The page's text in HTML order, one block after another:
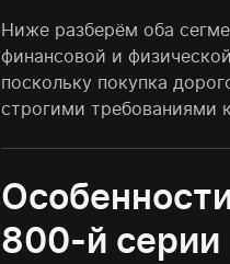
Ниже разберём оба
финансовой и
поскольку покупка
строгими требованиями
800-й серии